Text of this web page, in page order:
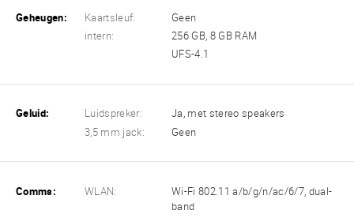
Geheugen: Kaartsleuf:
Geen
intern:
256 GB, 8 GB RAM
UFS-4.1
Geluid: Luidspreker:
Ja, met stereo speakers
3,5 mm jack:
Geen
Comms: WLAN:
Wi-Fi 802.11 a/b/g/n/ac/6/7, dual-
band